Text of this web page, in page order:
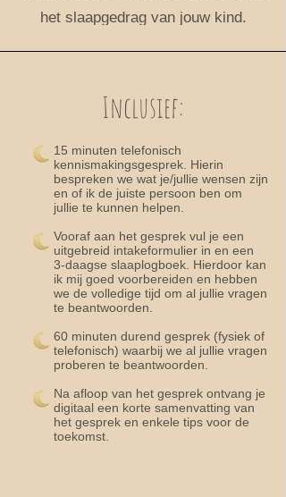
het slaapgedrag van jouw kind.
Inclusief:
15 minuten telefonisch
kennismakingsgesprek. Hierin
bespreken we wat je/jullie wensen zijn
en of ik de juiste persoon ben om
jullie te kunnen helpen.
Vooraf aan het gesprek vul je een
uitgebreid intakeformulier in en een
3-daagse slaaplogboek. Hierdoor kan
ik mij goed voorbereiden en hebben
we de volledige tijd om al jullie vragen
te beantwoorden.
60 minuten durend gesprek (fysiek of
telefonisch) waarbij we al jullie vragen
proberen te beantwoorden.
Na afloop van het gesprek ontvang je
digitaal een korte samenvatting van
het gesprek en enkele tips voor de
toekomst.